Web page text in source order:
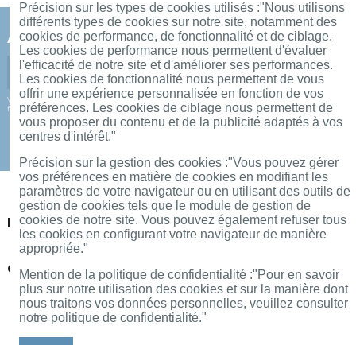
Abonnez vous à notre newsletter
Vous pouvez vous désinscrire à tout moment. Soit en nous contactant depuis notre
formulaire "Contactez-nous", soit en nous envoyant un mail à contact@abc18.fr
Plus d'informations
Contactez-nous
All prices are mentioned tax included
Précision sur les types de cookies utilisés :"Nous utilisons
différents types de cookies sur notre site, notamment des
cookies de performance, de fonctionnalité et de ciblage.
Les cookies de performance nous permettent d'évaluer
l'efficacité de notre site et d'améliorer ses performances.
Les cookies de fonctionnalité nous permettent de vous
offrir une expérience personnalisée en fonction de vos
préférences. Les cookies de ciblage nous permettent de
vous proposer du contenu et de la publicité adaptés à vos
centres d'intérêt."
Précision sur la gestion des cookies :"Vous pouvez gérer
vos préférences en matière de cookies en modifiant les
paramètres de votre navigateur ou en utilisant des outils de
gestion de cookies tels que le module de gestion de
cookies de notre site. Vous pouvez également refuser tous
les cookies en configurant votre navigateur de manière
appropriée."
Mention de la politique de confidentialité :"Pour en savoir
plus sur notre utilisation des cookies et sur la manière dont
nous traitons vos données personnelles, veuillez consulter
notre politique de confidentialité."